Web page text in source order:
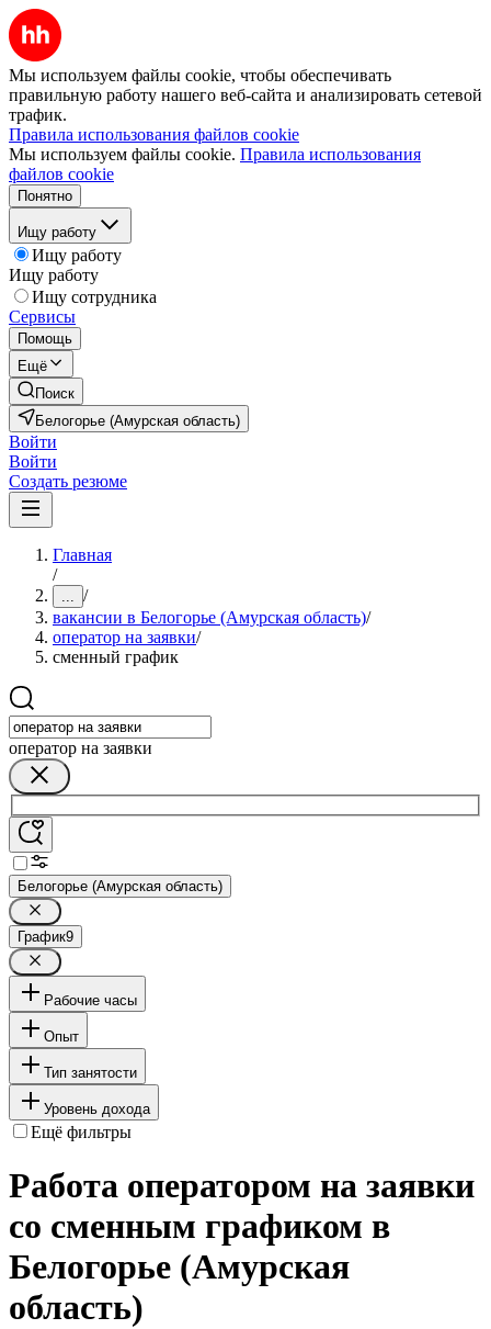
Мы используем файлы cookie, чтобы обеспечивать
правильную работу нашего веб-сайта и анализировать сетевой
трафик.
Правила использования файлов cookie
Мы используем файлы cookie. Правила использования
файлов cookie
Понятно
Ищу работу
Ищу работу
Ищу работу
Ищу сотрудника
Сервисы
Помощь
Ещё
Поиск
Белогорье (Амурская область)
Войти
Войти
Создать резюме
Главная
/
... /
вакансии в Белогорье (Амурская область)/
оператор на заявки/
сменный график
оператор на заявки
Белогорье (Амурская область)
График9
Рабочие часы
Опыт
Тип занятости
Уровень дохода
Ещё фильтры
Работа оператором на заявки
со сменным графиком в
Белогорье (Амурская
область)